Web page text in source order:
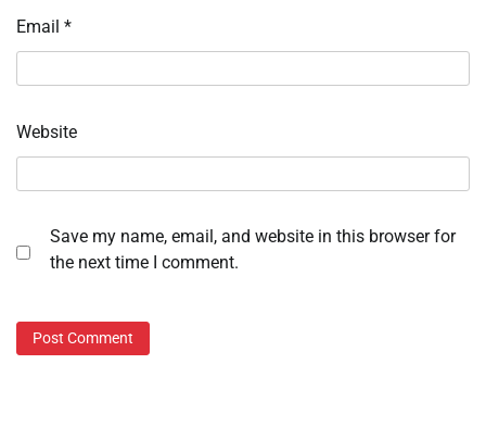
Email *
Website
Save my name, email, and website in this browser for
the next time I comment.